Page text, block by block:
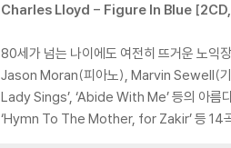
Charles Lloyd - Figure In Blue
80세가 넘는 나이에도 여전히 뜨거운 노
Jason Moran(피아노), Marvin Sewell(기
Lady Sings’, ‘Abide With Me’ 등의 아름
‘Hymn To The Mother, for Zakir’ 등 14